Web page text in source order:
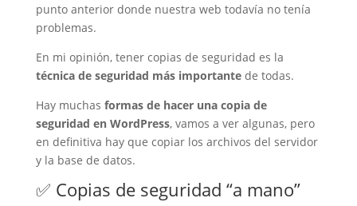
punto anterior donde nuestra web todavía no tenía
problemas.
En mi opinión, tener copias de seguridad es la
técnica de seguridad más importantede todas.
Hay muchas formas de hacer una copia de
seguridad en WordPress, vamos a ver algunas, pero
en definitiva hay que copiar los archivos del servidor
y la base de datos.
✅ Copias de seguridad “a mano”